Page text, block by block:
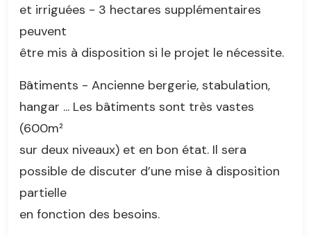
et irriguées - 3 hectares supplémentaires
peuvent
être mis à disposition si le projet le nécessite.
Bâtiments - Ancienne bergerie, stabulation,
hangar ... Les bâtiments sont très vastes
(600m²
sur deux niveaux) et en bon état. Il sera
possible de discuter d’une mise à disposition
partielle
en fonction des besoins.